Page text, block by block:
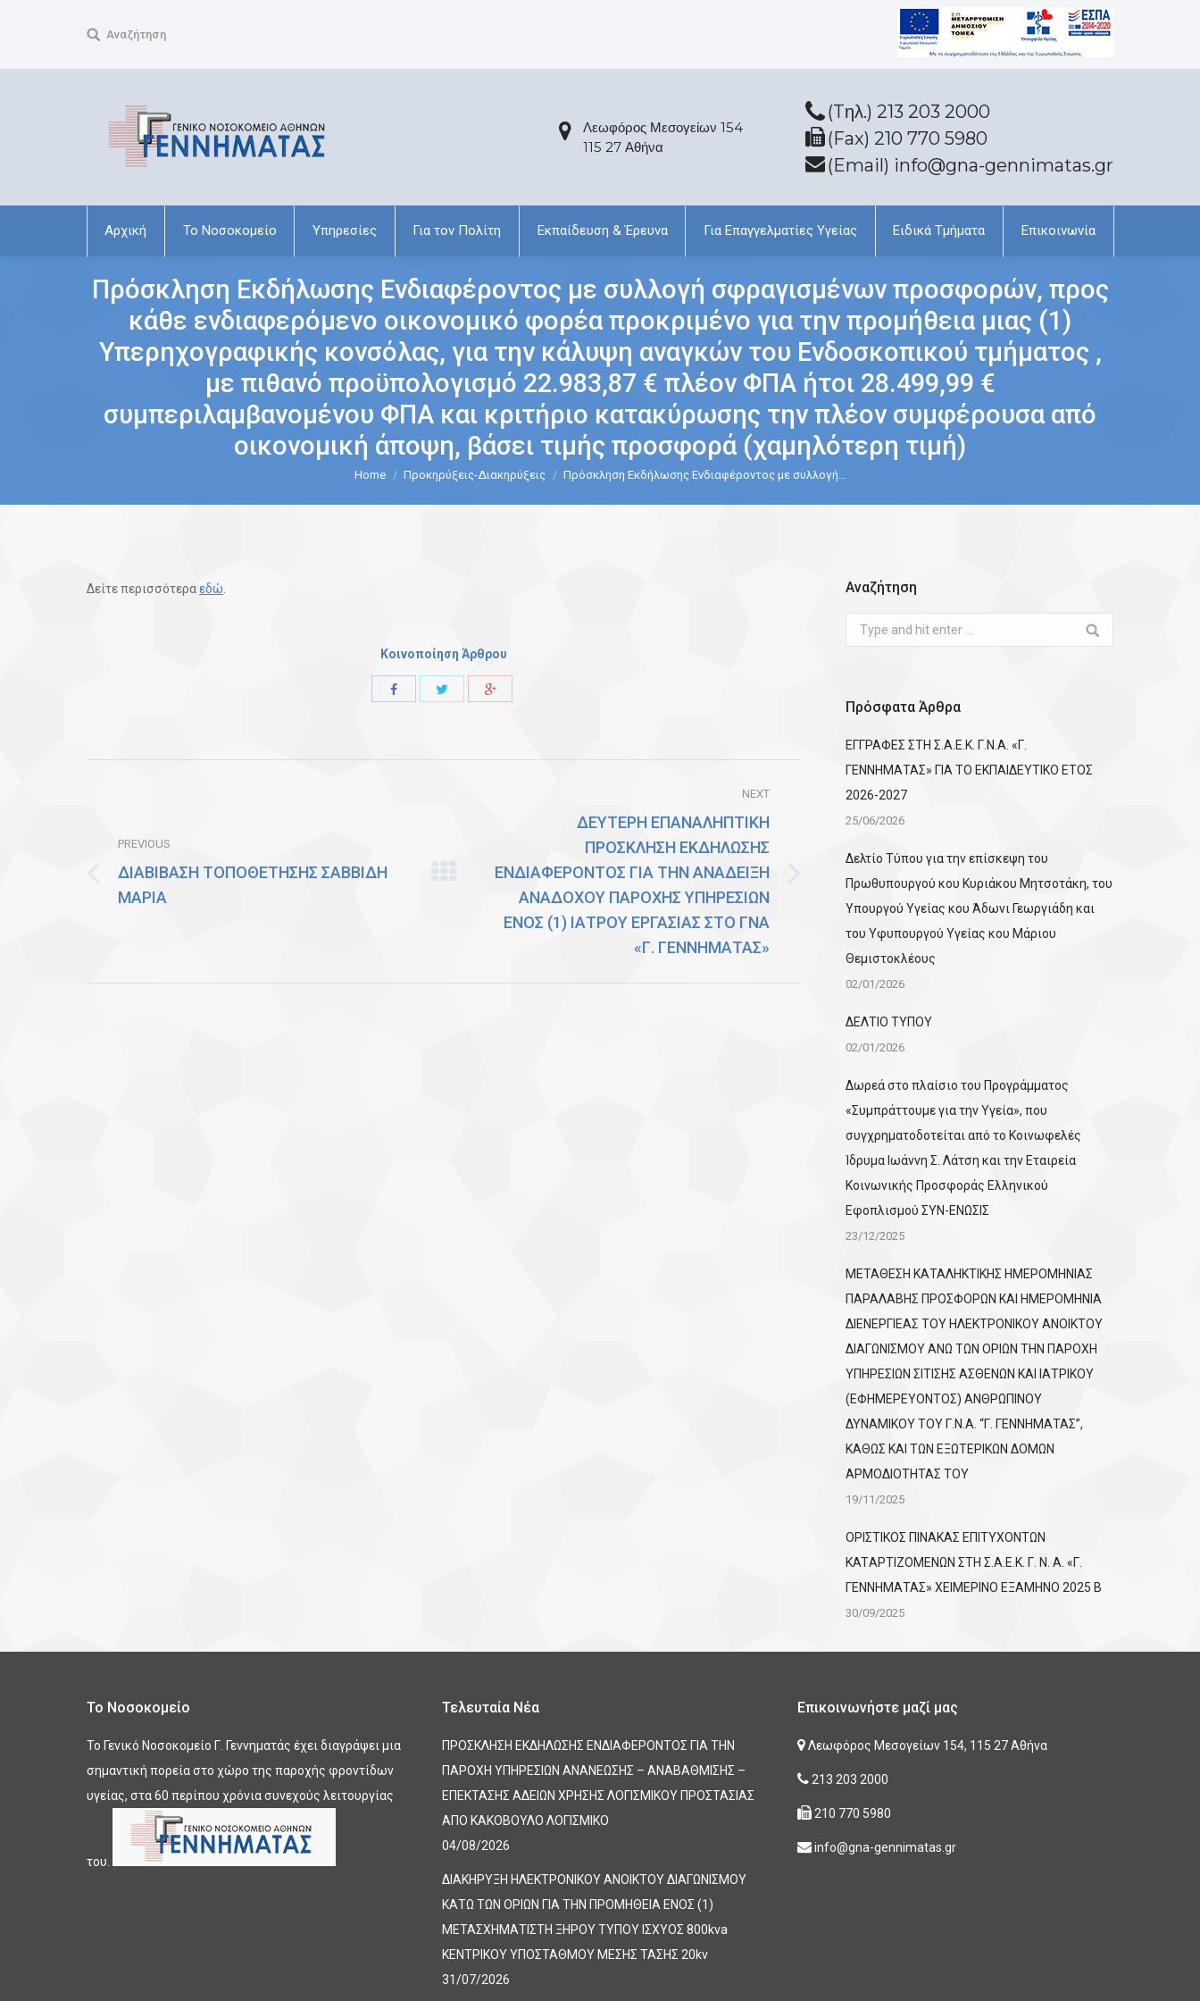
Search:Αναζήτηση
Λεωφόρος Μεσογείων 154
115 27 Αθήνα
(Tηλ.) 213 203 2000
(Fax) 210 770 5980
(Email) info@gna-gennimatas.gr
Αρχική Το Νοσοκομείο Υπηρεσίες Για τον Πολίτη Εκπαίδευση & Έρευνα Για Επαγγελματίες Υγείας Ειδικά Τμήματα Επικοινωνία
Πρόσκληση Εκδήλωσης Ενδιαφέροντος με συλλογή σφραγισμένων προσφορών, προς
κάθε ενδιαφερόμενο οικονομικό φορέα προκριμένο για την προμήθεια μιας (1)
Υπερηχογραφικής κονσόλας, για την κάλυψη αναγκών του Ενδοσκοπικού τμήματος ,
με πιθανό προϋπολογισμό 22.983,87 € πλέον ΦΠΑ ήτοι 28.499,99 €
συμπεριλαμβανομένου ΦΠΑ και κριτήριο κατακύρωσης την πλέον συμφέρουσα από
οικονομική άποψη, βάσει τιμής προσφορά (χαμηλότερη τιμή)
Home Προκηρύξεις-Διακηρύξεις Πρόσκληση Εκδήλωσης Ενδιαφέροντος με συλλογή…
Δείτε περισσότεραεδώ
Κοινοποίηση Άρθρου
Share
PREVIOUS
ΔΙΑΒΙΒΑΣΗ ΤΟΠΟΘΕΤΗΣΗΣ ΣΑΒΒΙΔΗ
ΜΑΡΙΑ
NEXT
ΔΕΥΤΕΡΗ ΕΠΑΝΑΛΗΠΤΙΚΗ
ΠΡΟΣΚΛΗΣΗ ΕΚΔΗΛΩΣΗΣ
ΕΝΔΙΑΦΕΡΟΝΤΟΣ ΓΙΑ ΤΗΝ ΑΝΑΔΕΙΞΗ
ΑΝΑΔΟΧΟΥ ΠΑΡΟΧΗΣ ΥΠΗΡΕΣΙΩΝ
ΕΝΟΣ (1) ΙΑΤΡΟΥ ΕΡΓΑΣΙΑΣ ΣΤΟ ΓΝΑ
«Γ. ΓΕΝΝΗΜΑΤΑΣ»
Αναζήτηση
Search:
Πρόσφατα Άρθρα
ΕΓΓΡΑΦΕΣ ΣΤΗ Σ.Α.Ε.Κ. Γ.Ν.Α. «Γ.
ΓΕΝΝΗΜΑΤΑΣ» ΓΙΑ ΤΟ ΕΚΠΑΙΔΕΥΤΙΚΟ ΕΤΟΣ
2026-2027
25/06/2026
Δελτίο Τύπου για την επίσκεψη του
Πρωθυπουργού κου Κυριάκου Μητσοτάκη, του
Υπουργού Υγείας κου Άδωνι Γεωργιάδη και
του Υφυπουργού Υγείας κου Μάριου
Θεμιστοκλέους
02/01/2026
ΔΕΛΤΙΟ ΤΥΠΟΥ
02/01/2026
Δωρεά στο πλαίσιο του Προγράμματος
«Συμπράττουμε για την Υγεία», που
συγχρηματοδοτείται από το Κοινωφελές
Ίδρυμα Ιωάννη Σ. Λάτση και την Εταιρεία
Κοινωνικής Προσφοράς Ελληνικού
Εφοπλισμού ΣΥΝ-ΕΝΩΣΙΣ
23/12/2025
ΜΕΤΑΘΕΣΗ ΚΑΤΑΛΗΚΤΙΚΗΣ ΗΜΕΡΟΜΗΝΙΑΣ
ΠΑΡΑΛΑΒΗΣ ΠΡΟΣΦΟΡΩΝ ΚΑΙ ΗΜΕΡΟΜΗΝΙΑ
ΔΙΕΝΕΡΓΙΕΑΣ ΤΟΥ ΗΛΕΚΤΡΟΝΙΚΟΥ ΑΝΟΙΚΤΟΥ
ΔΙΑΓΩΝΙΣΜΟΥ ΑΝΩ ΤΩΝ ΟΡΙΩΝ ΤΗΝ ΠΑΡΟΧΗ
ΥΠΗΡΕΣΙΩΝ ΣΙΤΙΣΗΣ ΑΣΘΕΝΩΝ ΚΑΙ ΙΑΤΡΙΚΟΥ
(ΕΦΗΜΕΡΕΥΟΝΤΟΣ) ΑΝΘΡΩΠΙΝΟΥ
ΔΥΝΑΜΙΚΟΥ ΤΟΥ Γ.Ν.Α. “Γ. ΓΕΝΝΗΜΑΤΑΣ”,
ΚΑΘΩΣ ΚΑΙ ΤΩΝ ΕΞΩΤΕΡΙΚΩΝ ΔΟΜΩΝ
ΑΡΜΟΔΙΟΤΗΤΑΣ ΤΟΥ
19/11/2025
ΟΡΙΣΤΙΚΟΣ ΠΙΝΑΚΑΣ ΕΠΙΤΥΧΟΝΤΩΝ
KATΑΡΤΙΖΟΜΕΝΩΝ ΣΤΗ Σ.Α.Ε.Κ. Γ. Ν. Α. «Γ.
ΓΕΝΝΗΜΑΤΑΣ» ΧΕΙΜΕΡΙΝΟ ΕΞΑΜΗΝΟ 2025 Β
30/09/2025
Το Νοσοκομείο
Το Γενικό Νοσοκομείο Γ. Γεννηματάς έχει διαγράψει μια
σημαντική πορεία στο χώρο της παροχής φροντίδων
υγείας, στα 60 περίπου χρόνια συνεχούς λειτουργίας
του.
Τελευταία Νέα
ΠΡΟΣΚΛΗΣΗ ΕΚΔΗΛΩΣΗΣ ΕΝΔΙΑΦΕΡΟΝΤΟΣ ΓΙΑ ΤΗΝ
ΠΑΡΟΧΗ ΥΠΗΡΕΣΙΩΝ ΑΝΑΝΕΩΣΗΣ – ΑΝΑΒΑΘΜΙΣΗΣ –
ΕΠΕΚΤΑΣΗΣ ΑΔΕΙΩΝ ΧΡΗΣΗΣ ΛΟΓΙΣΜΙΚΟΥ ΠΡΟΣΤΑΣΙΑΣ
ΑΠΟ ΚΑΚΟΒΟΥΛΟ ΛΟΓΙΣΜΙΚΟ
04/08/2026
ΔΙΑΚΗΡΥΞΗ ΗΛΕΚΤΡΟΝΙΚΟΥ ΑΝΟΙΚΤΟΥ ΔΙΑΓΩΝΙΣΜΟΥ
ΚΑΤΩ ΤΩΝ ΟΡΙΩΝ ΓΙΑ ΤΗΝ ΠΡΟΜΗΘΕΙΑ ΕΝΟΣ (1)
ΜΕΤΑΣΧΗΜΑΤΙΣΤΗ ΞΗΡΟΥ ΤΥΠΟΥ ΙΣΧΥΟΣ 800kva
ΚΕΝΤΡΙΚΟΥ ΥΠΟΣΤΑΘΜΟΥ ΜΕΣΗΣ ΤΑΣΗΣ 20kv
31/07/2026
Επικοινωνήστε μαζί μας
Λεωφόρος Μεσογείων 154, 115 27 Αθήνα
213 203 2000
210 770 5980
info@gna-gennimatas.gr